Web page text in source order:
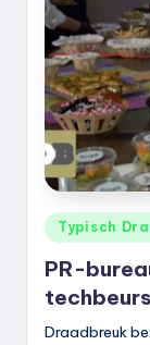
Geplaatst
in
Typisch
PR-
Draadbreuk